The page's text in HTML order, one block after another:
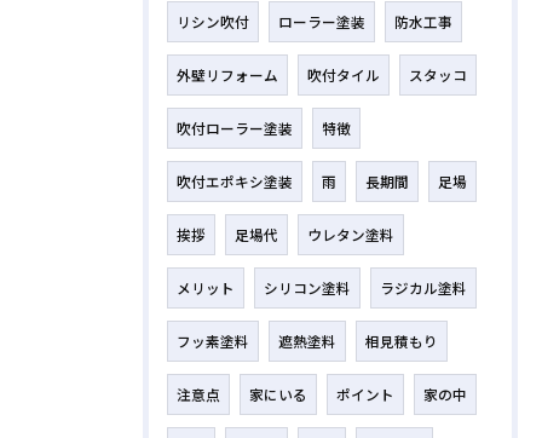
リシン吹付 ローラー塗装 防水工事
外壁リフォーム 吹付タイル スタッコ
吹付ローラー塗装 特徴
吹付エポキシ塗装 雨 長期間 足場
挨拶 足場代 ウレタン塗料
メリット シリコン塗料 ラジカル塗料
フッ素塗料 遮熱塗料 相見積もり
注意点 家にいる ポイント 家の中